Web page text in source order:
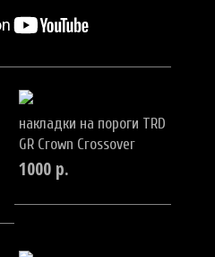
накладки на пороги TRD
GR Crown Crossover
1000 р.